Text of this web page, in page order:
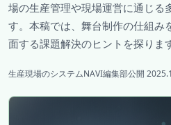
場の生産管理や現場運営に通じる
す。本稿では、舞台制作の仕組み
面する課題解決のヒントを探りま
生産現場のシステムNAVI編集部公開